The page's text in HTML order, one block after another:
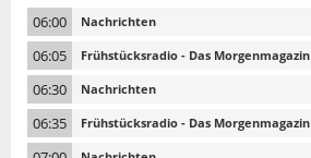
06:00 Nachrichten
06:05 Frühstücksradio - Das Morgenmagazin
06:30 Nachrichten
06:35 Frühstücksradio - Das Morgenmagazin